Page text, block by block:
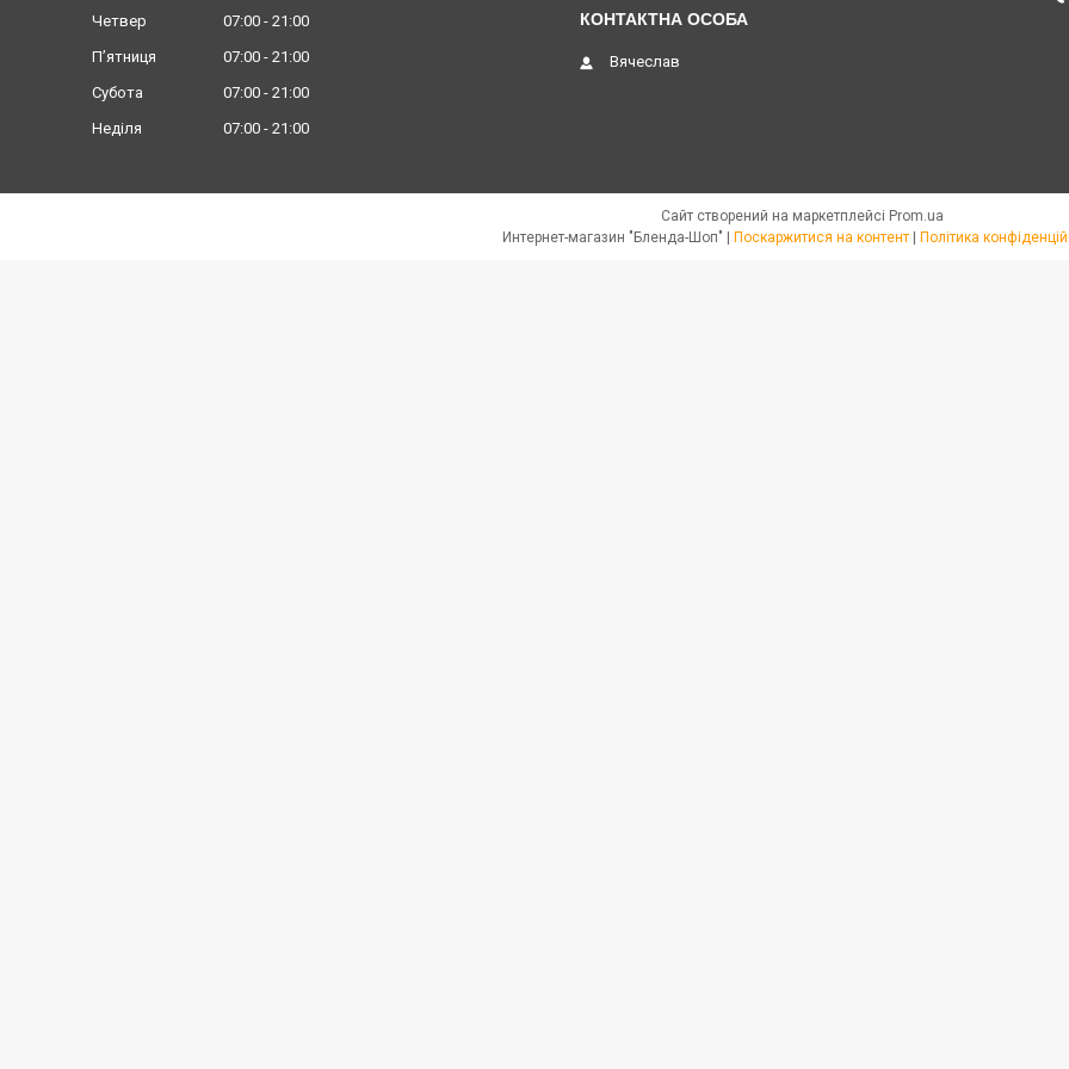
Четвер
07:00
21:00
Пʼятниця
07:00
21:00
Субота
07:00
21:00
Неділя
07:00 21:00
Вячеслав
Сайт створений на маркетплейсі Prom.ua
Поскаржитися на контент Політика